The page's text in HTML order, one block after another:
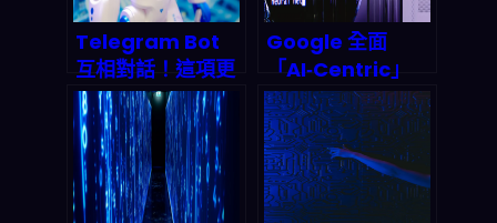
Telegram Bot
互相對話！這項更
新如何引爆 2027
年多智能體協作浪
潮？
Google 全面
「AI‑Centric」
化：舊搜尋引擎經
濟被推翻，2026–
2027 新商業帝國
如何改寫兆元規
則？